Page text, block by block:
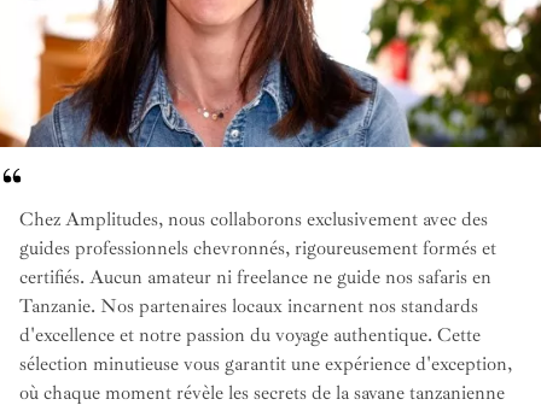
Chez Amplitudes, nous collaborons exclusivement avec des
guides professionnels chevronnés, rigoureusement formés et
certifiés. Aucun amateur ni freelance ne guide nos safaris en
Tanzanie. Nos partenaires locaux incarnent nos standards
d'excellence et notre passion du voyage authentique. Cette
sélection minutieuse vous garantit une expérience d'exception,
où chaque moment révèle les secrets de la savane tanzanienne